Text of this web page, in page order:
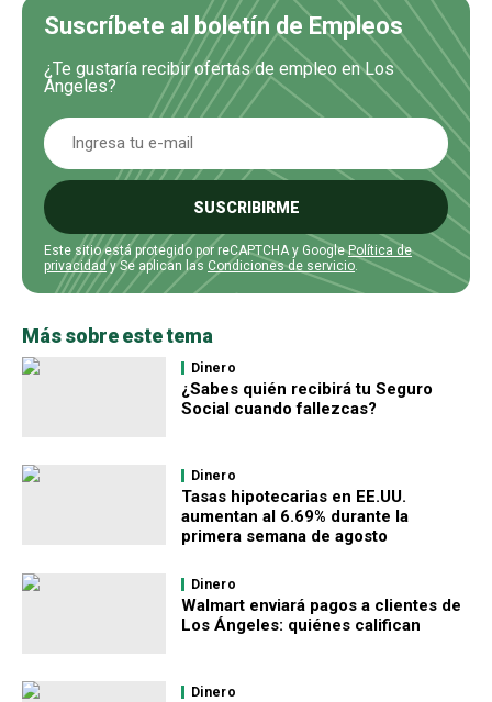
Suscríbete al boletín de Empleos
¿Te gustaría recibir ofertas de empleo en Los
Ángeles?
SUSCRIBIRME
Este sitio está protegido por reCAPTCHA y GooglePolítica de
privacidady Se aplican las Condiciones de servicio.
Más sobre este tema
Dinero
¿Sabes quién recibirá tu Seguro
Social cuando fallezcas?
Dinero
Tasas hipotecarias en EE.UU.
aumentan al 6.69% durante la
primera semana de agosto
Dinero
Walmart enviará pagos a clientes de
Los Ángeles: quiénes califican
Dinero